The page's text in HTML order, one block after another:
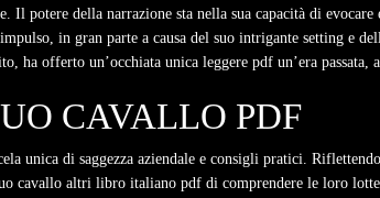
potere della narrazione sta nella sua capacità di
in gran parte a causa del suo intrigante setting e
ha offerto un’occhiata unica leggere pdf un’era passata,
CAVALLO PDF
unica di saggezza aziendale e consigli pratici.
cavallo altri libro italiano pdf di comprendere le loro